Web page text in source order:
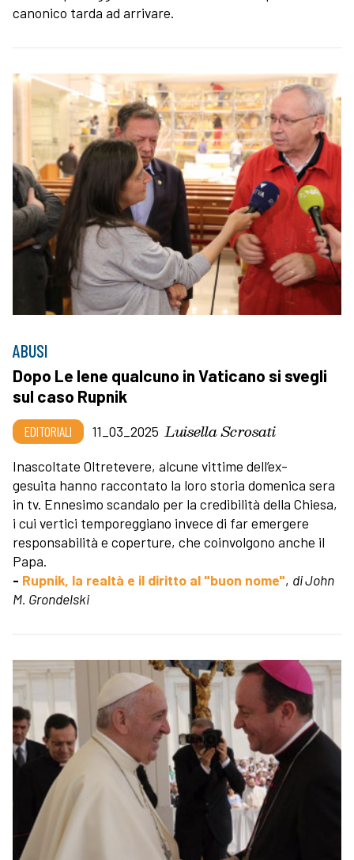
canonico tarda ad arrivare.
ABUSI
Dopo Le Iene qualcuno in Vaticano si svegli
sul caso Rupnik
EDITORIALI 11_03_2025 Luisella Scrosati
Inascoltate Oltretevere, alcune vittime dell’ex-
gesuita hanno raccontato la loro storia domenica sera
in tv. Ennesimo scandalo per la credibilità della Chiesa,
i cui vertici temporeggiano invece di far emergere
responsabilità e coperture, che coinvolgono anche il
Papa.
- Rupnik, la realtà e il diritto al "buon nome", di John
M. Grondelski